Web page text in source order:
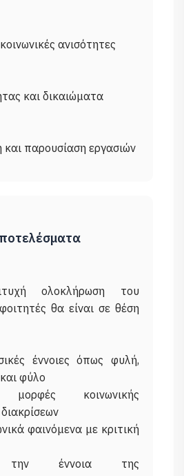
ανισότητες
και δικαιώματα
ολοκλήρωση του
θα είναι σε θέση
έννοιες όπως φυλή,
φύλο
μορφές κοινωνικής
φαινόμενα με κριτική
την έννοια της